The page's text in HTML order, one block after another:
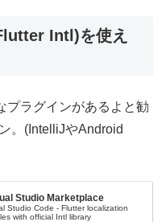
Intl)を使え
プラグインがあるよと勧
。(IntelliJやAndroid
Studio Marketplace
Studio Code - Flutter localization
with official Intl library